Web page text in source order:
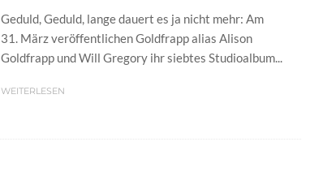
Geduld, Geduld, lange dauert es ja nicht mehr: Am
31. März veröffentlichen Goldfrapp alias Alison
Goldfrapp und Will Gregory ihr siebtes Studioalbum...
WEITERLESEN